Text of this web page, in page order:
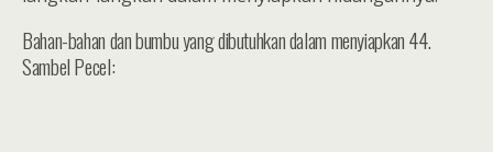
Bahan-bahan dan bumbu yang dibutuhkan dalam menyiapkan 44.
Sambel Pecel: